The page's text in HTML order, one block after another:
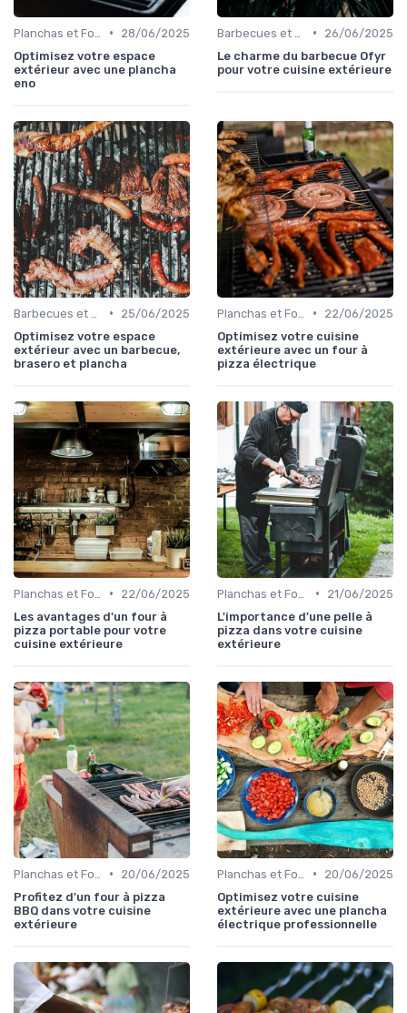
•
28/06/2025
Optimisez votre espace
extérieur avec une plancha
eno
•
26/06/2025
Le charme du barbecue Ofyr
pour votre cuisine extérieure
•
25/06/2025
Optimisez votre espace
extérieur avec un barbecue,
brasero et plancha
•
22/06/2025
Optimisez votre cuisine
extérieure avec un four à
pizza électrique
•
22/06/2025
Les avantages d'un four à
pizza portable pour votre
cuisine extérieure
•
21/06/2025
L'importance d'une pelle à
pizza dans votre cuisine
extérieure
•
20/06/2025
Profitez d'un four à pizza
BBQ dans votre cuisine
extérieure
•
20/06/2025
Optimisez votre cuisine
extérieure avec une plancha
électrique professionnelle